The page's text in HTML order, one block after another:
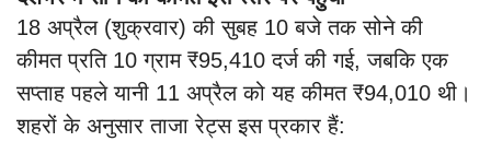
18 अप्रैल (शुक्रवार) की सुबह 10 बजे तक सोने की
कीमत प्रति 10 ग्राम ₹95,410 दर्ज की गई, जबकि एक
सप्ताह पहले यानी 11 अप्रैल को यह कीमत ₹94,010 थी।
शहरों के अनुसार ताजा रेट्स इस प्रकार हैं: